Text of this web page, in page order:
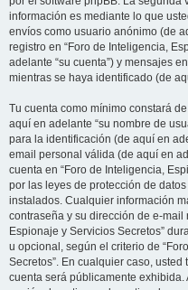
información es mediante lo que
envíos como usuario anónimo (de
registro en “Foro de Inteligencia,
adelante “su cuenta”) y mensajes
mientras se haya identificado (de
Tu cuenta como mínimo constará
aquí en adelante “su nombre de
para la identificación (de aquí en
email personal válida (de aquí en
cuenta en “Foro de Inteligencia,
por las leyes de protección de
instalados. Cualquier información
contraseña y su dirección de e-
Espionaje y Servicios Secretos”
u opcional, según el criterio de
Secretos”. En cualquier caso,
cuenta será públicamente